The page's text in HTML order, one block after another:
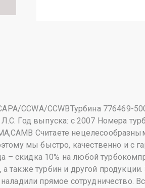
CCWA/CCWBТурбина 776469-
Год выпуска: с 2007 Номера
Считаете
мы быстро, качественно и с
– скидка 10% на любой
турбин и другой
прямое сотрудничество.